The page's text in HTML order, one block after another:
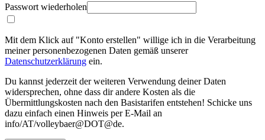
Passwort wiederholen
Mit dem Klick auf "Konto erstellen" willige ich in die Verarbeitung
meiner personenbezogenen Daten gemäß unserer
Datenschutzerklärung ein.
Du kannst jederzeit der weiteren Verwendung deiner Daten
widersprechen, ohne dass dir andere Kosten als die
Übermittlungskosten nach den Basistarifen entstehen! Schicke uns
dazu einfach einen Hinweis per E-Mail an
info/AT/volleybaer@DOT@de.